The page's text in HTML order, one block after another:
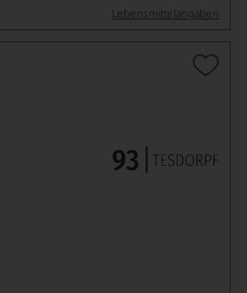
Lebensmittel­angaben